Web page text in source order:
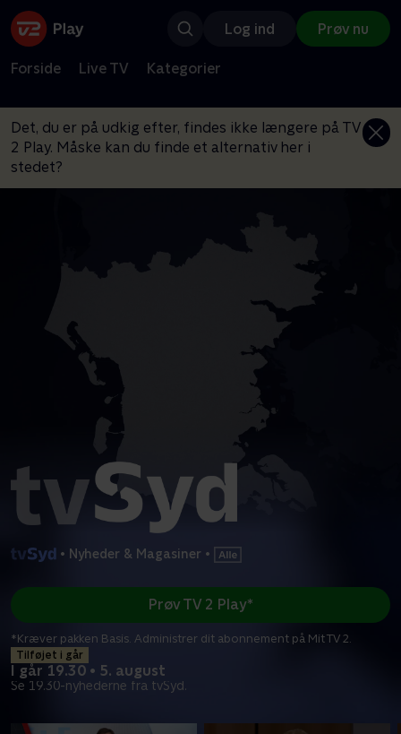
Log ind Prøv nu
Forside Live TV Kategorier
Det, du er på udkig efter, findes ikke længere på TV
2 Play. Måske kan du finde et alternativ her i
stedet?
• Nyheder & Magasiner •
Tilføjet i går
I går 19.30 • 5. august
Se 19.30-nyhederne fra tvSyd.
Prøv TV 2 Play*
*Kræver pakken Basis. Administrer dit abonnement på Mit TV 2.